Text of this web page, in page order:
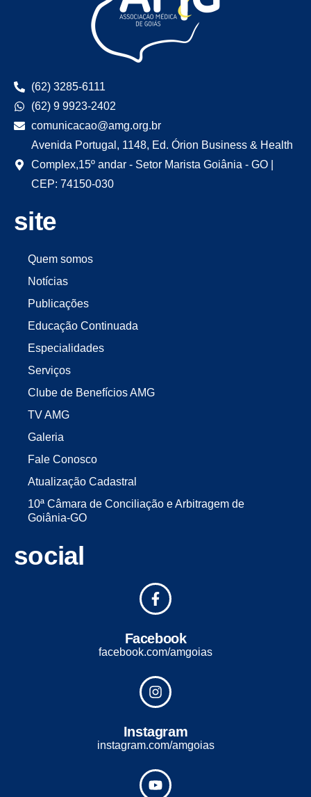
(62) 3285-6111
(62) 9 9923-2402
comunicacao@amg.org.br
Avenida Portugal, 1148, Ed. Órion Business & Health
Complex,15º andar - Setor Marista Goiânia - GO |
CEP: 74150-030
site
Quem somos
Notícias
Publicações
Educação Continuada
Especialidades
Serviços
Clube de Benefícios AMG
TV AMG
Galeria
Fale Conosco
Atualização Cadastral
10ª Câmara de Conciliação e Arbitragem de
Goiânia-GO
social
Facebook
facebook.com/amgoias
Instagram
instagram.com/amgoias